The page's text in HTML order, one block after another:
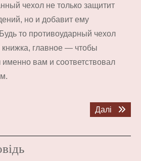
чехол не только защитит
но и добавит ему
то противоударный чехол
главное — чтобы
именно вам и соответствовал
Далі